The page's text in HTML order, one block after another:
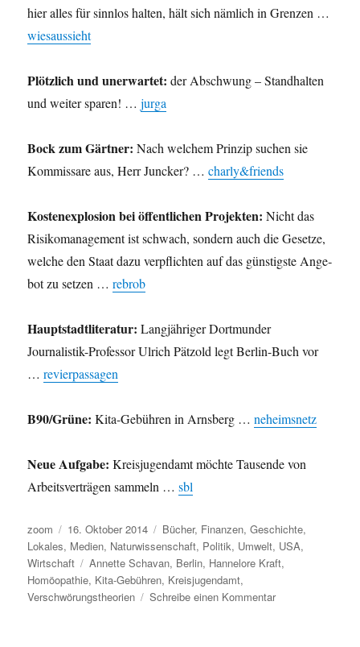
hier alles für sinnlos halten, hält sich nämlich in Grenzen …
wiesaussieht
Plötzlich und unerwartet: der Abschwung – Standhalten
und weiter sparen! …jurga
Bock zum Gärtner: Nach welchem Prinzip suchen sie
Kommissare aus, Herr Juncker? …charly&friends
Kostenexplosion bei öffentlichen Projekten: Nicht das
Risi­ko­ma­nage­ment ist schwach, son­dern auch die Gesetze,
wel­che den Staat dazu ver­pflich­ten auf das güns­tigste Ange­
bot zu set­zen …rebrob
Hauptstadtliteratur: Langjähriger Dortmunder
Journalistik-Professor Ulrich Pätzold legt Berlin-Buch vor
…revierpassagen
B90/Grüne: Kita-Gebühren in Arnsberg …neheimsnetz
Neue Aufgabe: Kreisjugendamt möchte Tausende von
Arbeitsverträgen sammeln …sbl
Autor
zoom
Veröffentlicht
am
16. Oktober 2014 Kategorien
Bücher, Finanzen,Geschichte,
Lokales, Medien, Naturwissenschaft, Politik, Umwelt, USA,
Wirtschaft
Schlagwörter
Annette Schavan, Berlin, Hannelore Kraft,
Homöopathie, Kita-Gebühren, Kreisjugendamt,
Verschwörungstheorien
Schreibe einen Kommentarzu